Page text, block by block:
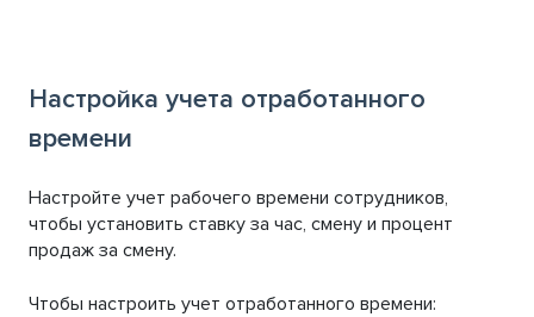
Настройка учета отработанного
времени
Настройте учет рабочего времени сотрудников,
чтобы установить ставку за час, смену и процент
продаж за смену.
Чтобы настроить учет отработанного времени: